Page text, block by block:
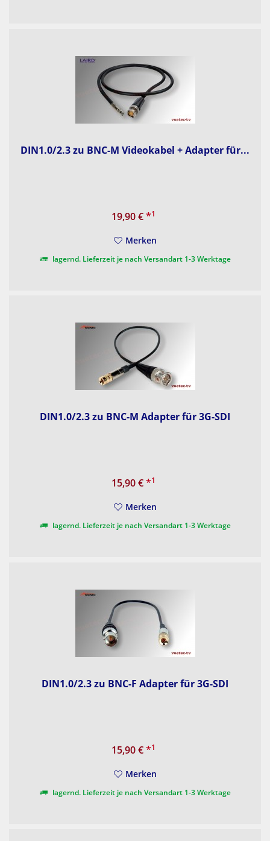
DIN1.0/2.3 zu BNC-M Videokabel + Adapter für...
19,90 €*1
Merken
lagernd. Lieferzeit je nach Versandart 1-3 Werktage
DIN1.0/2.3 zu BNC-M Adapter für 3G-SDI
15,90 €*1
Merken
lagernd. Lieferzeit je nach Versandart 1-3 Werktage
DIN1.0/2.3 zu BNC-F Adapter für 3G-SDI
15,90 €*1
Merken
lagernd. Lieferzeit je nach Versandart 1-3 Werktage